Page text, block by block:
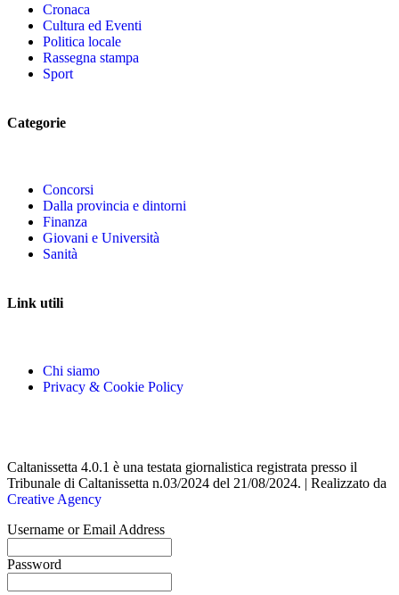
Cronaca
Cultura ed Eventi
Politica locale
Rassegna stampa
Sport
Categorie
Concorsi
Dalla provincia e dintorni
Finanza
Giovani e Università
Sanità
Link utili
Chi siamo
Privacy & Cookie Policy
Caltanissetta 4.0.1 è una testata giornalistica registrata presso il
Tribunale di Caltanissetta n.03/2024 del 21/08/2024. | Realizzato da
Creative Agency
Username or Email Address
Password